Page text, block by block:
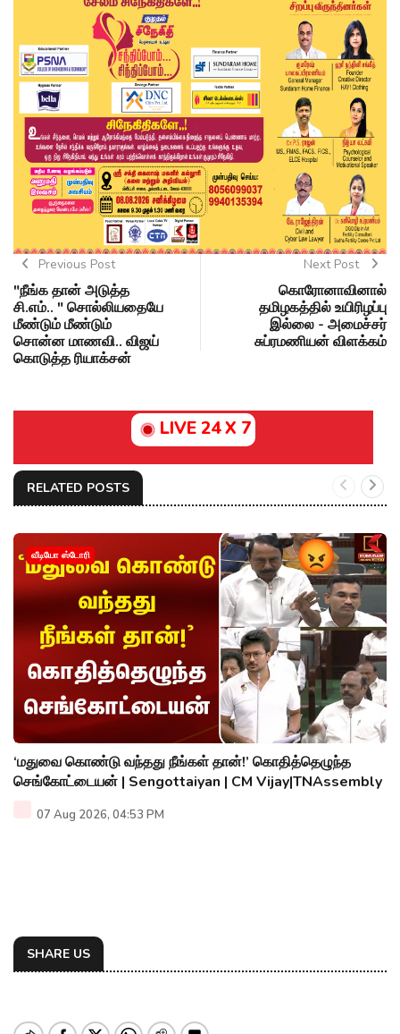
Previous Post
"நீங்க தான் அடுத்த
சி.எம்.. " சொல்லியதையே
மீண்டும் மீண்டும்
சொன்ன மாணவி.. விஜய்
கொடுத்த ரியாக்சன்
Next Post
கொரோனாவினால்
தமிழகத்தில் உயிரிழப்பு
இல்லை - அமைச்சர்
சுப்ரமணியன் விளக்கம்
LIVE 24 X 7
RELATED POSTS
வீடியோ ஸ்டோரி
‘மதுவை கொண்டு வந்தது நீங்கள் தான்!’ கொதித்தெழுந்த
செங்கோட்டையன் | Sengottaiyan | CM Vijay|TNAssembly
07 Aug 2026, 04:53 PM
SHARE US